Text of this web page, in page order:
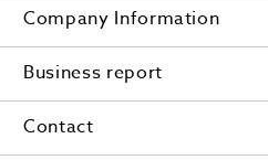
Company Information
Business report
Contact